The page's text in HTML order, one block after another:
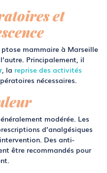
et
ptose mammaire à Marseille
Principalement, il
, la reprise des activités
nécessaires.
modérée. Les
d’analgésiques
Des anti-
être recommandés pour